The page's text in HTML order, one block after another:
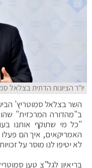
יו"ר הציונות הדתית בצלאל
השר בצלאל סמוטריץ'
ב"מהדורה המרכזית"
"כל מי שתוקף אותנו
האמריקאים, איך הם
לא יטיפו לנו מוסר על
בריאיון לגל"צ טען